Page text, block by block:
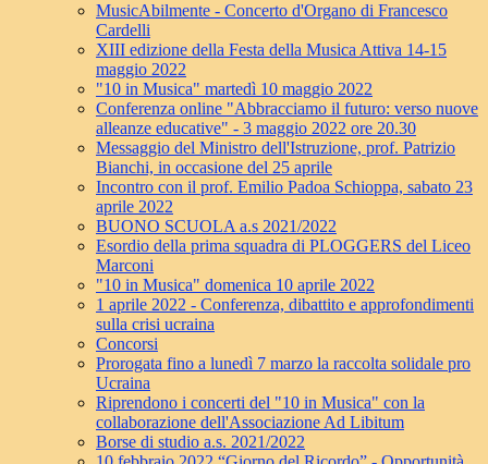
MusicAbilmente - Concerto d'Organo di Francesco
Cardelli
XIII edizione della Festa della Musica Attiva 14-15
maggio 2022
"10 in Musica" martedì 10 maggio 2022
Conferenza online "Abbracciamo il futuro: verso nuove
alleanze educative" - 3 maggio 2022 ore 20.30
Messaggio del Ministro dell'Istruzione, prof. Patrizio
Bianchi, in occasione del 25 aprile
Incontro con il prof. Emilio Padoa Schioppa, sabato 23
aprile 2022
BUONO SCUOLA a.s 2021/2022
Esordio della prima squadra di PLOGGERS del Liceo
Marconi
"10 in Musica" domenica 10 aprile 2022
1 aprile 2022 - Conferenza, dibattito e approfondimenti
sulla crisi ucraina
Concorsi
Prorogata fino a lunedì 7 marzo la raccolta solidale pro
Ucraina
Riprendono i concerti del "10 in Musica" con la
collaborazione dell'Associazione Ad Libitum
Borse di studio a.s. 2021/2022